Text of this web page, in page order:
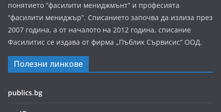
понятието “фасилити мениджмънт” и професията
“фасилити мениджър”. Списанието започва да излиза през
2007 година, а от началото на 2012 година, списание
Фасилитис се издава от фирма „Пъблик Сървисис“ ООД.
Полезни линкове
publics.bg